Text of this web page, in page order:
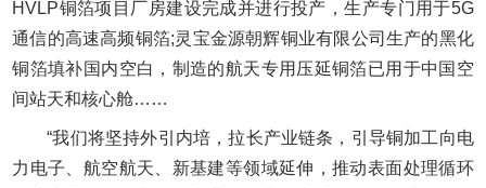
HVLP铜箔项目厂房建设完成并进行投产，生产专门用于5G
通信的高速高频铜箔;灵宝金源朝辉铜业有限公司生产的黑化
铜箔填补国内空白，制造的航天专用压延铜箔已用于中国空
间站天和核心舱……
“我们将坚持外引内培，拉长产业链条，引导铜加工向电
力电子、航空航天、新基建等领域延伸，推动表面处理循环